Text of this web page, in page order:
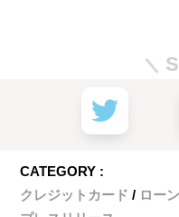
CATEGORY :
クレジットカード
ローン